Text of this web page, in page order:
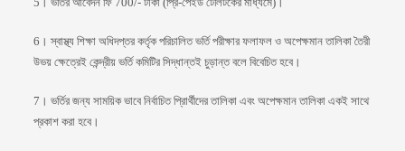
6। স্বাস্থ্য শিক্ষা অধিদপ্তর কর্তৃক পরিচালিত ভর্তি পরীক্ষার ফলাফল ও অপেক্ষমান তালিকা তৈরী
উভয় ক্ষেত্রেই কেন্দ্রীয় ভর্তি কমিটির সিদ্ধান্তই চুড়ান্ত বলে বিবেচিত হবে।
7। ভর্তির জন্য সাময়িক ভাবে নির্বাচিত প্রাির্থীদের তালিকা এবং অপেক্ষমান তালিকা একই সাথে
প্রকাশ করা হবে।